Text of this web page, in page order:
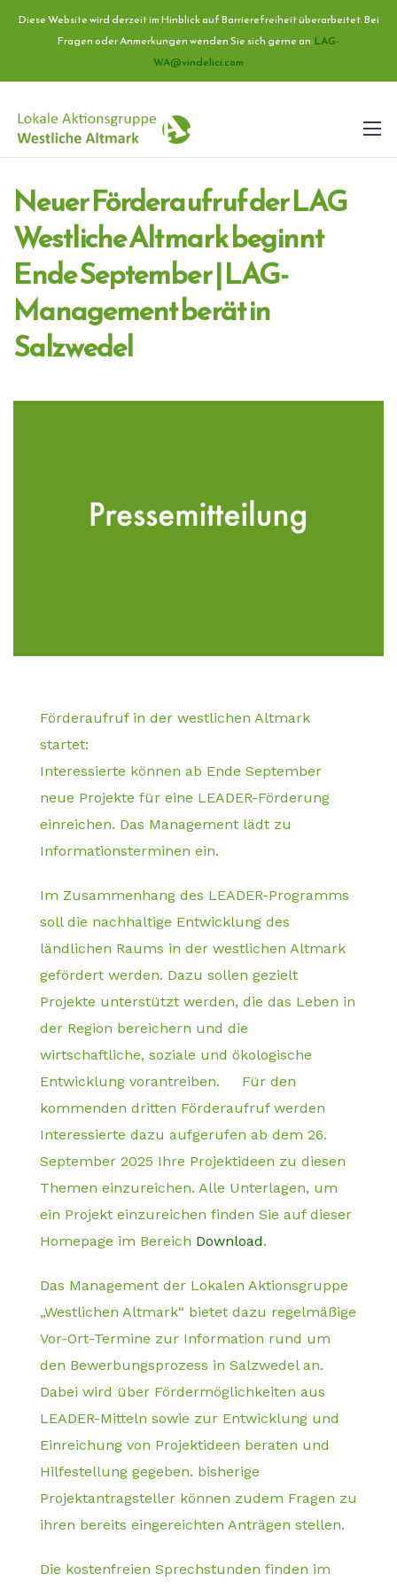
Diese Website wird derzeit im Hinblick auf Barrierefreiheit überarbeitet. Bei
Fragen oder Anmerkungen wenden Sie sich gerne an:LAG-
WA@vindelici.com
Neuer Förderaufruf der LAG
Westliche Altmark beginnt
Ende September | LAG-
Management berät in
Salzwedel
Förderaufruf in der westlichen Altmark
startet:
Interessierte können ab Ende September
neue Projekte für eine LEADER-Förderung
einreichen. Das Management lädt zu
Informationsterminen ein.
Im Zusammenhang des LEADER-Programms
soll die nachhaltige Entwicklung des
ländlichen Raums in der westlichen Altmark
gefördert werden. Dazu sollen gezielt
Projekte unterstützt werden, die das Leben in
der Region bereichern und die
wirtschaftliche, soziale und ökologische
Entwicklung vorantreiben. Für den
kommenden dritten Förderaufruf werden
Interessierte dazu aufgerufen ab dem 26.
September 2025 Ihre Projektideen zu diesen
Themen einzureichen. Alle Unterlagen, um
ein Projekt einzureichen finden Sie auf dieser
Homepage im Bereich Download.
Das Management der Lokalen Aktionsgruppe
„Westlichen Altmark“ bietet dazu regelmäßige
Vor-Ort-Termine zur Information rund um
den Bewerbungsprozess in Salzwedel an.
Dabei wird über Fördermöglichkeiten aus
LEADER-Mitteln sowie zur Entwicklung und
Einreichung von Projektideen beraten und
Hilfestellung gegeben. bisherige
Projektantragsteller können zudem Fragen zu
ihren bereits eingereichten Anträgen stellen.
Die kostenfreien Sprechstunden finden im